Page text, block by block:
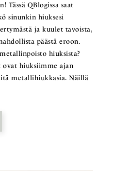
Tässä QBlogissa saat
sinunkin hiuksesi
ja kuulet tavoista,
päästä eroon.
hiuksista?
hiuksiimme ajan
metallihiukkasia. Näillä